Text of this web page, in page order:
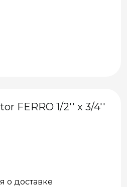
FERRO 1/2'' x 3/4''
о доставке